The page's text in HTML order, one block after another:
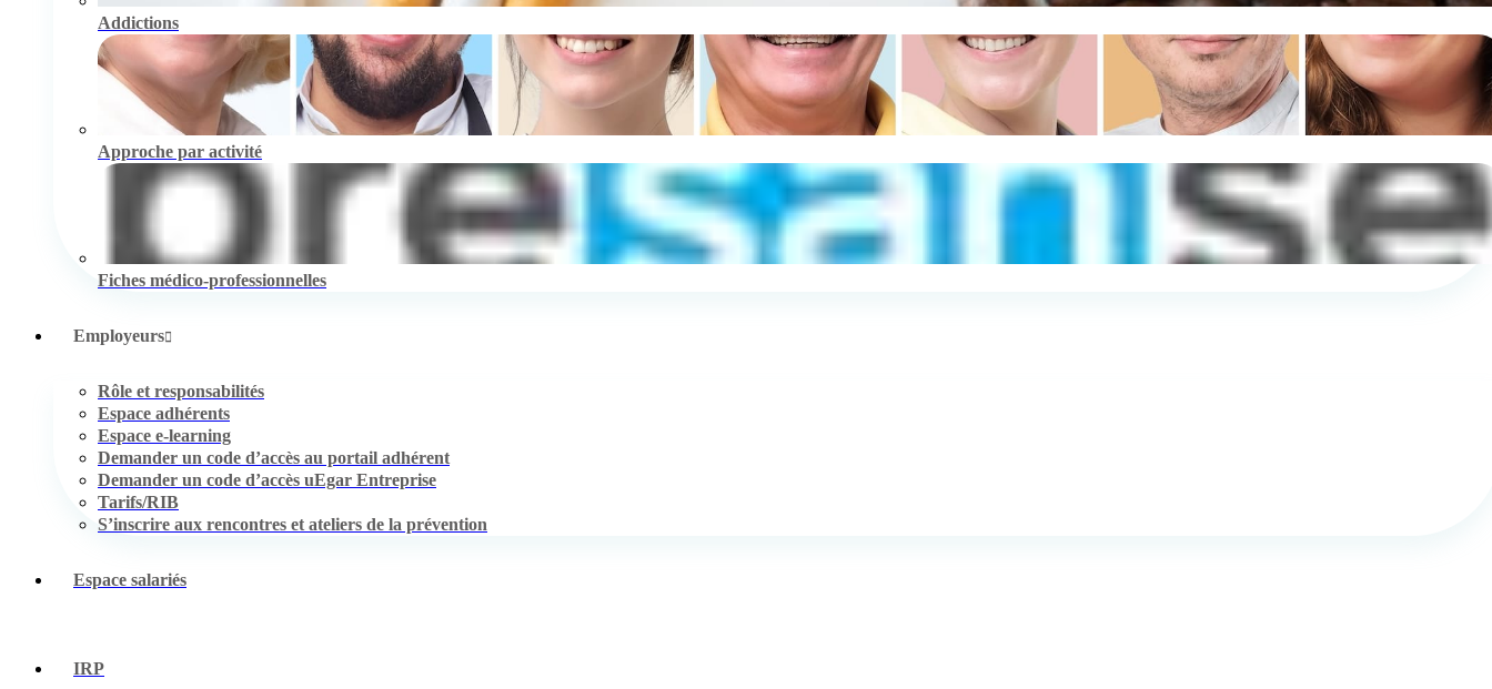
Addictions
Approche par activité
Fiches médico-professionnelles
Employeurs
Rôle et responsabilités
Espace adhérents
Espace e-learning
Demander un code d’accès au portail adhérent
Demander un code d’accès uEgar Entreprise
Tarifs/RIB
S’inscrire aux rencontres et ateliers de la prévention
Espace salariés
IRP